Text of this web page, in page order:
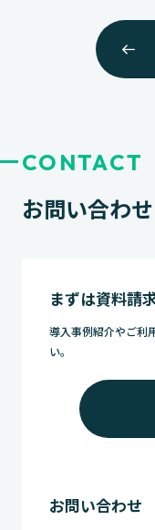
CONTACT
お問い合わせ
まずは資料請
導入事例紹介やご利
い。
お問い合わせ